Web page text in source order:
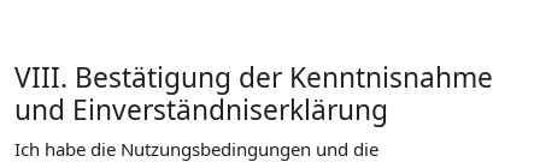
VIII. Bestätigung der Kenntnisnahme
und Einverständniserklärung
Ich habe die Nutzungsbedingungen und die